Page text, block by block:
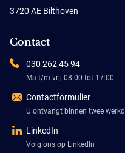
3720 AE Bilthoven
Contact
030 262 45 94
Ma t/m vrij 08:00 tot 17:00
Contactformulier
U ontvangt binnen twee
LinkedIn
Volg ons op LinkedIn